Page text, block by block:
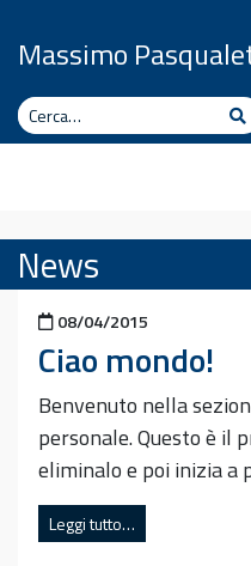
Massimo
Cerca
News
Pubblicato il
08/04/2015
Ciao mondo!
Benvenuto nella
personale. Questo è il
eliminalo e poi inizia a
Leggi tutto…